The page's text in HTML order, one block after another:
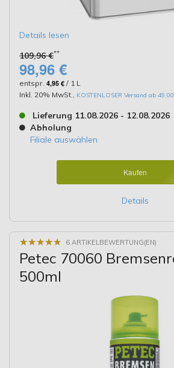
Details lesen
109,96 €**
98,96 €
entspr. 4,95 € / 1 L
Inkl. 20% MwSt.
KOSTENLOSER Versand ab
Lieferung 11.08.2026 - 12.08.2026
Abholung
Filiale auswählen
Kaufen
Details
★★★★★
★★★★★ 6 ARTIKELBEWERTUNG(EN)
Petec 70060
500ml